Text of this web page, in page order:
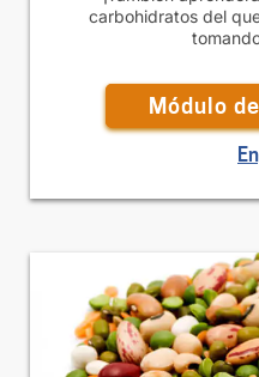
carbohidratos del
Módulo